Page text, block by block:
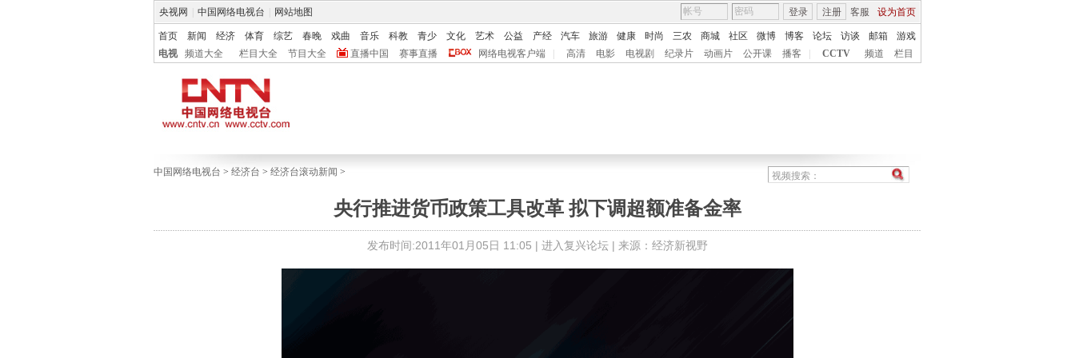
央视网 中国网络电视台 网站地图 客服 设为首页
登录 注册
首页 新闻 经济 体育 综艺 春晚 戏曲 音乐 科教 青少 文化 艺术 公益 产经 汽车 旅游 健康 时尚 三农 商城 社区 微博 博客 论坛 访谈 邮箱
游戏
电视
频道大全 栏目大全 节目大全 直播中国 赛事直播 网络电视客户端 高清 电影 电视剧 纪录片 动画片 公开课 播客 CCTV 频道 栏目
中国网络电视台 > 经济台 > 经济台滚动新闻 >
央行推进货币政策工具改革 拟下调超额准备金率
发布时间:2011年01月05日 11:05 | 进入复兴论坛 | 来源：经济新视野